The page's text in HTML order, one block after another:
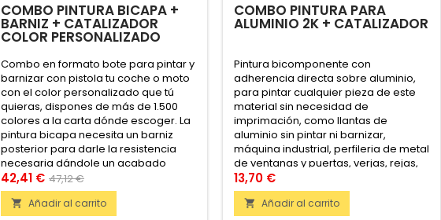
COMBO PINTURA BICAPA +
BARNIZ + CATALIZADOR
COLOR PERSONALIZADO
Combo en formato bote para pintar y
barnizar con pistola tu coche o moto
con el color personalizado que tú
quieras, dispones de más de 1.500
colores a la carta dónde escoger. La
pintura bicapa necesita un barniz
posterior para darle la resistencia
necesaria dándole un acabado
inigualable.
42,41 € 47,12 €
 Añadir al carrito
COMBO PINTURA PARA
ALUMINIO 2K + CATALIZADOR
Pintura bicomponente con
adherencia directa sobre aluminio,
para pintar cualquier pieza de este
material sin necesidad de
imprimación, como llantas de
aluminio sin pintar ni barnizar,
máquina industrial, perfileria de metal
de ventanas y puertas, verjas, rejas,
etc. Contiene filtros ultravioleta para
la protección del soporte contra sol.
13,70 €
 Añadir al carrito